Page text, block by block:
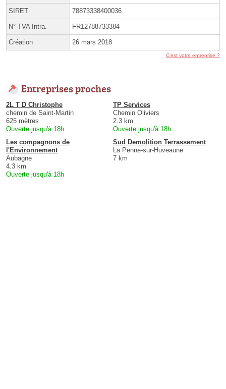
SIRET 78873338400036
N° TVA Intra. FR12788733384
Création 26 mars 2018
C'est votre entreprise ?
Entreprises proches
2L T D Christophe
chemin de Saint-Martin
625 mètres
Ouverte jusqu'à 18h
TP Services
Chemin Oliviers
2.3 km
Ouverte jusqu'à 18h
Les compagnons de
l'Environnement
Aubagne
4.3 km
Ouverte jusqu'à 18h
Sud Demolition Terrassement
La Penne-sur-Huveaune
7 km